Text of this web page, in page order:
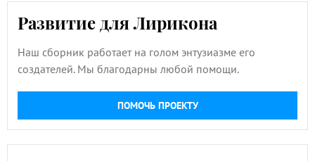
Развитие для Лирикона
Наш сборник работает на голом энтузиазме его
создателей. Мы благодарны любой помощи.
ПОМОЧЬ ПРОЕКТУ